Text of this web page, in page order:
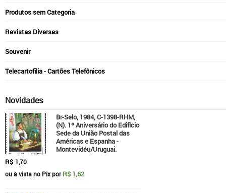
Produtos sem Categoria
Revistas Diversas
Souvenir
Telecartofilia - Cartões Telefônicos
Novidades
Br-Selo, 1984, C-1398-RHM,
(N). 1º Aniversário do Edifício
Sede da União Postal das
Américas e Espanha -
Montevidéu/Uruguai.
R$ 1,70
ou à vista no Pix porR$ 1,62